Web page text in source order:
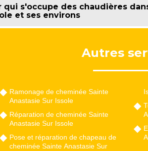
qui s'occupe des chaudières
et ses environs
Autres
Ramonage de cheminée Sainte
Anastasie Sur Issole
Réparation de cheminée Sainte
Anastasie Sur Issole
Pose et réparation de chapeau de
cheminée Sainte Anastasie Sur